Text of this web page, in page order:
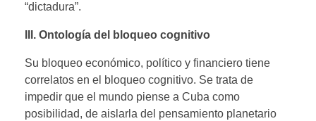
“dictadura”.
III. Ontología del bloqueo cognitivo
Su bloqueo económico, político y financiero tiene
correlatos en el bloqueo cognitivo. Se trata de
impedir que el mundo piense a Cuba como
posibilidad, de aislarla del pensamiento planetario